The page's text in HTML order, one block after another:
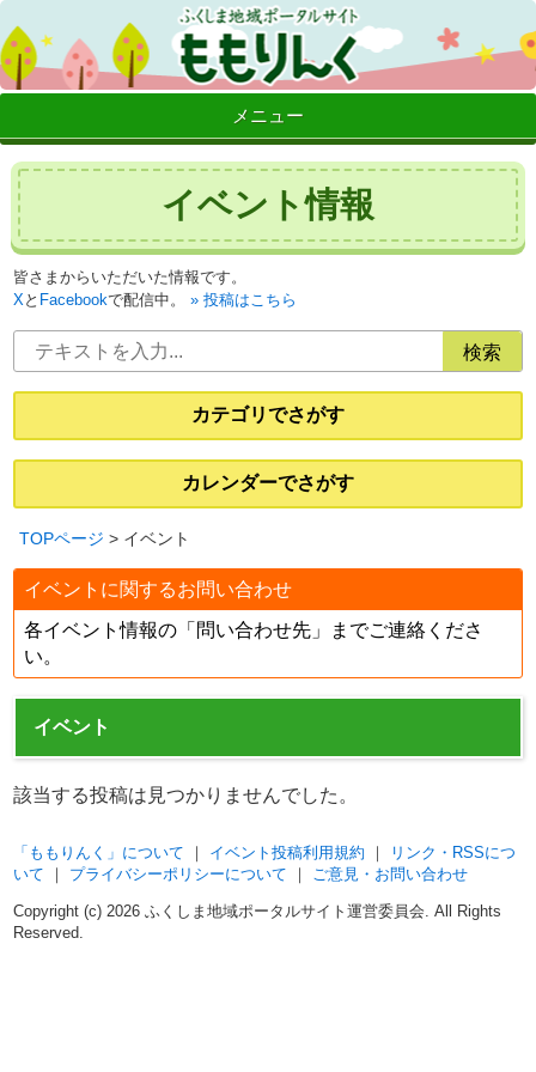
メニュー
イベント情報
皆さまからいただいた情報です。
Xと Facebookで配信中。 投稿はこちら
カテゴリでさがす
カレンダーでさがす
TOPページ > イベント
イベントに関するお問い合わせ
各イベント情報の「問い合わせ先」までご連絡くださ
い。
イベント
該当する投稿は見つかりませんでした。
「ももりんく」について イベント投稿利用規約
リンク・RSSにつ
いて
プライバシーポリシーについて ご意見・お問い合わせ
Copyright (c) 2026 ふくしま地域ポータルサイト運営委員会. All Rights
Reserved.